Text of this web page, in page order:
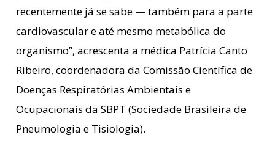
recentemente já se sabe — também para a parte
cardiovascular e até mesmo metabólica do
organismo”, acrescenta a médica Patrícia Canto
Ribeiro, coordenadora da Comissão Científica de
Doenças Respiratórias Ambientais e
Ocupacionais da SBPT (Sociedade Brasileira de
Pneumologia e Tisiologia).